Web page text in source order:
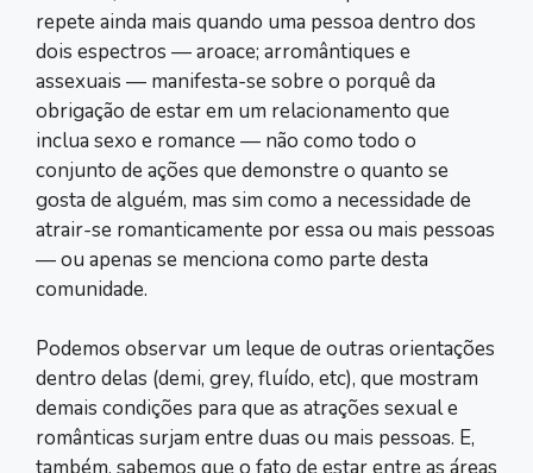
repete ainda mais quando uma pessoa dentro dos
dois espectros ― aroace; arromântiques e
assexuais ― manifesta-se sobre o porquê da
obrigação de estar em um relacionamento que
inclua sexo e romance ― não como todo o
conjunto de ações que demonstre o quanto se
gosta de alguém, mas sim como a necessidade de
atrair-se romanticamente por essa ou mais pessoas
― ou apenas se menciona como parte desta
comunidade.
Podemos observar um leque de outras orientações
dentro delas (demi, grey, fluído, etc), que mostram
demais condições para que as atrações sexual e
românticas surjam entre duas ou mais pessoas. E,